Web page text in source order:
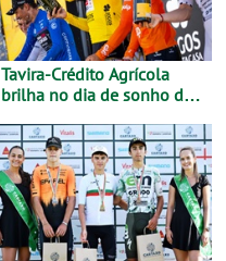
Tavira-Crédito Agrícola
brilha no dia de sonho de